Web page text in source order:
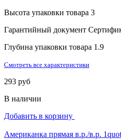
Высота упаковки товара 3
Гарантийный документ
Глубина упаковки товара 1.9
Смотреть все характеристики
293 руб
В наличии
Добавить в корзину
Американка прямая в.р./в.р.